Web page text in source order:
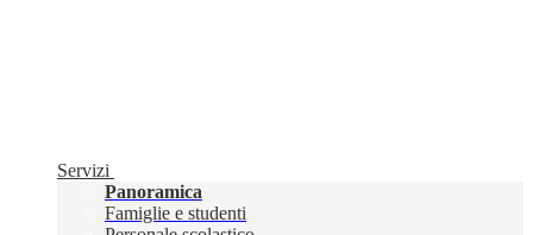
Servizi
Panoramica
Famiglie e studenti